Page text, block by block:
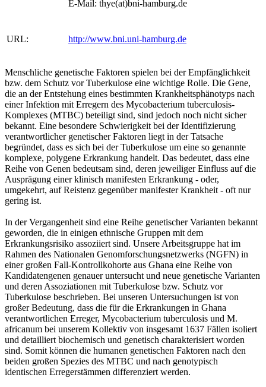
E-Mail: thye(at)bni-hamburg.de
URL: http://www.bni.uni-hamburg.de
Menschliche genetische Faktoren spielen bei der Empfänglichkeit
bzw. dem Schutz vor Tuberkulose eine wichtige Rolle. Die Gene,
die an der Entstehung eines bestimmten Krankheitsphänotyps nach
einer Infektion mit Erregern des Mycobacterium tuberculosis-
Komplexes (MTBC) beteiligt sind, sind jedoch noch nicht sicher
bekannt. Eine besondere Schwierigkeit bei der Identifizierung
verantwortlicher genetischer Faktoren liegt in der Tatsache
begründet, dass es sich bei der Tuberkulose um eine so genannte
komplexe, polygene Erkrankung handelt. Das bedeutet, dass eine
Reihe von Genen bedeutsam sind, deren jeweiliger Einfluss auf die
Ausprägung einer klinisch manifesten Erkrankung - oder,
umgekehrt, auf Reistenz gegenüber manifester Krankheit - oft nur
gering ist.
In der Vergangenheit sind eine Reihe genetischer Varianten bekannt
geworden, die in einigen ethnische Gruppen mit dem
Erkrankungsrisiko assoziiert sind. Unsere Arbeitsgruppe hat im
Rahmen des Nationalen Genomforschungsnetzwerks (NGFN) in
einer großen Fall-Kontrollkohorte aus Ghana eine Reihe von
Kandidatengenen genauer untersucht und neue genetische Varianten
und deren Assoziationen mit Tuberkulose bzw. Schutz vor
Tuberkulose beschrieben. Bei unseren Untersuchungen ist von
großer Bedeutung, dass die für die Erkrankungen in Ghana
verantwortlichen Erreger, Mycobacterium tuberculosis und M.
africanum bei unserem Kollektiv von insgesamt 1637 Fällen isoliert
und detailliert biochemisch und genetisch charakterisiert worden
sind. Somit können die humanen genetischen Faktoren nach den
beiden großen Spezies des MTBC und nach genotypisch
identischen Erregerstämmen differenziert werden.